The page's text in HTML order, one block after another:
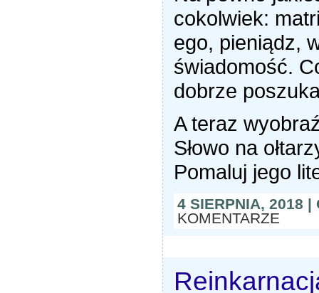
cokolwiek:
ego, pieniądz,
świadomość.
dobrze
A teraz
Słowo na
Pomaluj jego
4 SIERPNIA, 2018 |
KOMENTARZE